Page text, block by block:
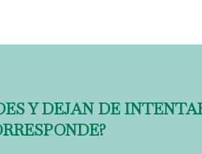
Y DEJAN DE